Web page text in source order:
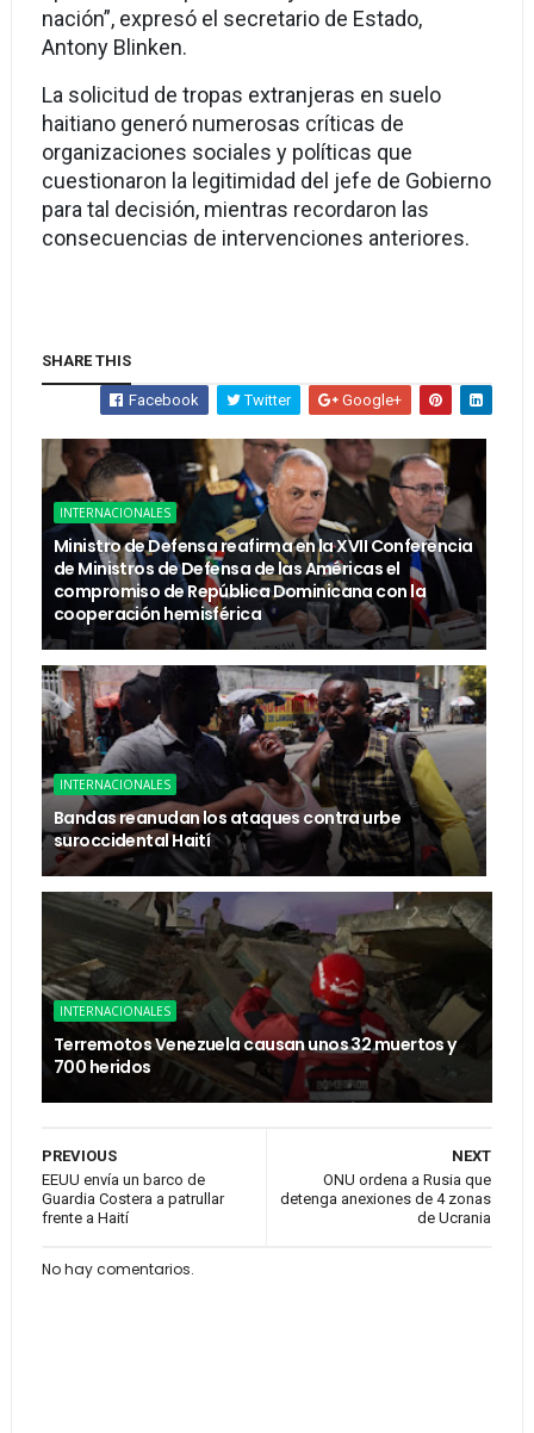
nación”, expresó el secretario de Estado,
Antony Blinken.
La solicitud de tropas extranjeras en suelo
haitiano generó numerosas críticas de
organizaciones sociales y políticas que
cuestionaron la legitimidad del jefe de Gobierno
para tal decisión, mientras recordaron las
consecuencias de intervenciones anteriores.
SHARE THIS
Facebook Twitter Google+
INTERNACIONALES
Ministro de Defensa reafirma en la XVII Conferencia
de Ministros de Defensa de las Américas el
compromiso de República Dominicana con la
cooperación hemisférica
INTERNACIONALES
Bandas reanudan los ataques contra urbe
suroccidental Haití
INTERNACIONALES
Terremotos Venezuela causan unos 32 muertos y
700 heridos
NEXT
ONU ordena a Rusia que
detenga anexiones de 4 zonas
de Ucrania
PREVIOUS
EEUU envía un barco de
Guardia Costera a patrullar
frente a Haití
No hay comentarios.